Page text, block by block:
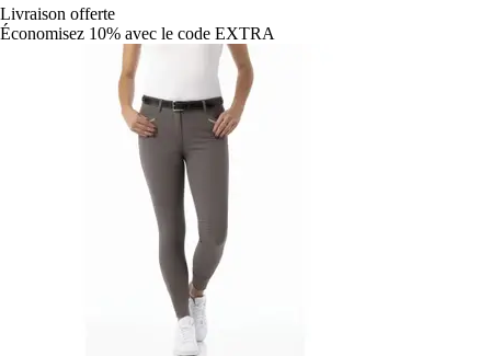
Livraison offerte
Économisez 10% avec le code EXTRA